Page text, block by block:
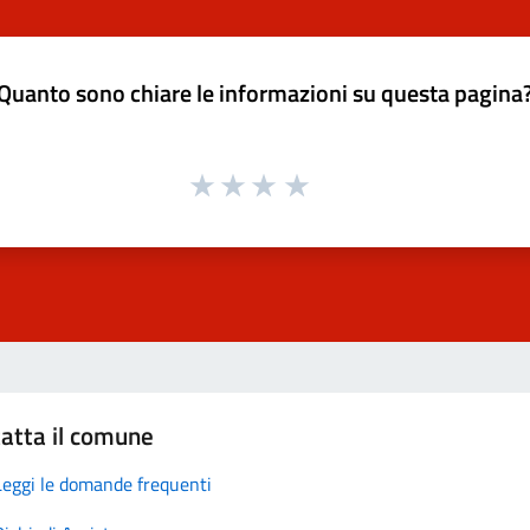
sono chiare le informazioni su questa
il comune
le domande frequenti